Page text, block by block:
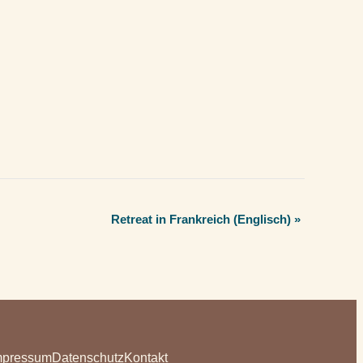
Retreat in Frankreich (Englisch) »
DatenschutzKontakt